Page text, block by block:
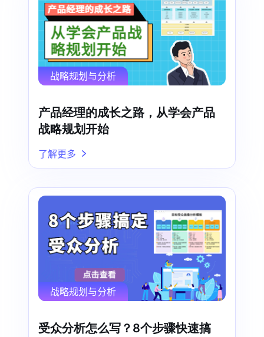
战略规划与分析
产品经理的成长之路，从学会产品
战略规划开始
了解更多
战略规划与分析
受众分析怎么写？8个步骤快速搞